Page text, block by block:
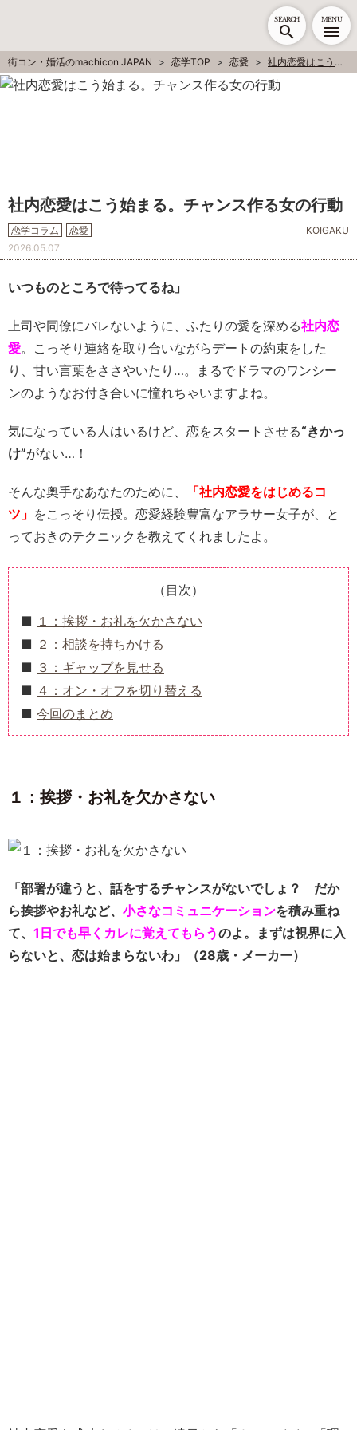
SEARCH MENU
街コン・婚活のmachicon JAPAN 恋学TOP 恋愛 社内恋愛はこう始まる。チャンス作る女の行動
社内恋愛はこう始まる。チャンス作る女の行動
恋学コラム 恋愛
KOIGAKU
2026.05.07
いつものところで待ってるね」
上司や同僚にバレないように、ふたりの愛を深める社内恋
愛。こっそり連絡を取り合いながらデートの約束をした
り、甘い言葉をささやいたり…。まるでドラマのワンシー
ンのようなお付き合いに憧れちゃいますよね。
気になっている人はいるけど、恋をスタートさせる“きかっ
け”がない…！
そんな奥手なあなたのために、
「社内恋愛をはじめるコ
ツ」 をこっそり伝授。恋愛経験豊富なアラサー女子が、と
っておきのテクニックを教えてくれましたよ。
（目次）
１：挨拶・お礼を欠かさない
２：相談を持ちかける
３：ギャップを見せる
４：オン・オフを切り替える
今回のまとめ
１：挨拶・お礼を欠かさない
「部署が違うと、話をするチャンスがないでしょ？ だか
ら挨拶やお礼など、 小さなコミュニケーションを積み重ね
て、 1日でも早くカレに覚えてもらうのよ。まずは視界に入
らないと、恋は始まらないわ」（28歳・メーカー）